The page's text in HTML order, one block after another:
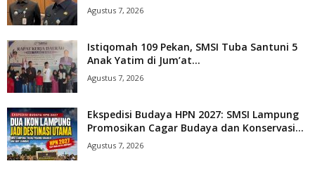
Agustus 7, 2026
Istiqomah 109 Pekan, SMSI Tuba Santuni 5
Anak Yatim di Jum’at...
Agustus 7, 2026
Ekspedisi Budaya HPN 2027: SMSI Lampung
Promosikan Cagar Budaya dan Konservasi...
Agustus 7, 2026